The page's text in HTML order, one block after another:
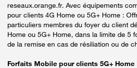
reseaux.orange.fr. Avec équipements
pour clients 4G Home ou 5G+ Home :
particuliers membres du foyer du client
Home ou 5G+ Home, dans la limite de 5
de la remise en cas de résiliation ou de
Forfaits Mobile pour clients 5G+ Home